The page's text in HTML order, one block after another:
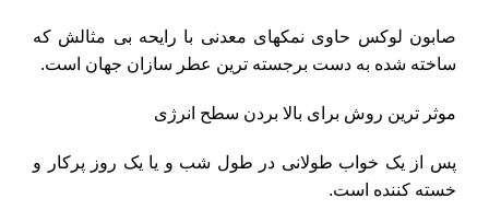
صابون لوکس حاوی نمکهای معدنی با رایحه بی مثالش که
ساخته شده به دست برجسته ترین عطر سازان جهان است.
موثر ترین روش برای بالا بردن سطح انرژی
پس از یک خواب طولانی در طول شب و یا یک روز پرکار و
خسته کننده است.